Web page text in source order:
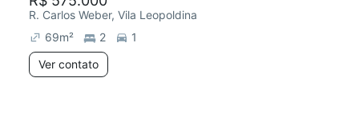
R. Carlos Weber, Vila Leopoldina
69m² 2
1
Ver contato